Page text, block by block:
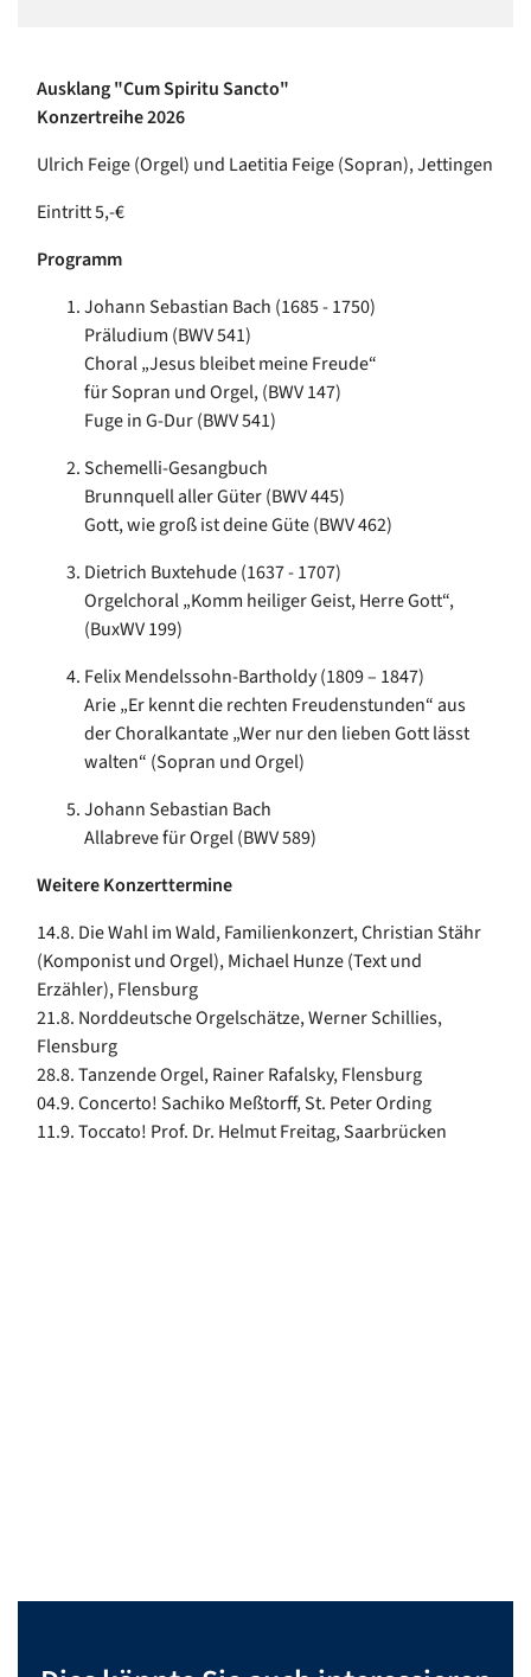
Ausklang "Cum Spiritu Sancto"
Konzertreihe 2026
Ulrich Feige (Orgel) und Laetitia Feige (Sopran), Jettingen
Eintritt 5,-€
Programm
Johann Sebastian Bach (1685 - 1750)
Präludium (BWV 541)
Choral „Jesus bleibet meine Freude“
für Sopran und Orgel, (BWV 147)
Fuge in G-Dur (BWV 541)
Schemelli-Gesangbuch
Brunnquell aller Güter (BWV 445)
Gott, wie groß ist deine Güte (BWV 462)
Dietrich Buxtehude (1637 - 1707)
Orgelchoral „Komm heiliger Geist, Herre Gott“,
(BuxWV 199)
Felix Mendelssohn-Bartholdy (1809 – 1847)
Arie „Er kennt die rechten Freudenstunden“ aus
der Choralkantate „Wer nur den lieben Gott lässt
walten“ (Sopran und Orgel)
Johann Sebastian Bach
Allabreve für Orgel (BWV 589)
Weitere Konzerttermine
14.8. Die Wahl im Wald, Familienkonzert, Christian Stähr
(Komponist und Orgel), Michael Hunze (Text und
Erzähler), Flensburg
21.8. Norddeutsche Orgelschätze, Werner Schillies,
Flensburg
28.8. Tanzende Orgel, Rainer Rafalsky, Flensburg
04.9. Concerto! Sachiko Meßtorff, St. Peter Ording
11.9. Toccato! Prof. Dr. Helmut Freitag, Saarbrücken